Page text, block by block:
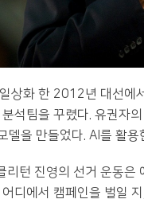
상화 한 2012년 대선
석팀을 꾸렸다. 유권자
델을 만들었다. AI를 활
턴 진영의 선거 운동은
디에서 캠페인을 벌일